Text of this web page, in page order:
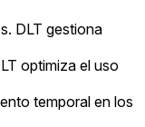
DLT gestiona
optimiza el uso
temporal en los